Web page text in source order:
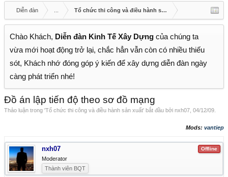
Diễn đàn Tổ chức thi công và điều hành sản xuất
Chào Khách, Diễn đàn Kinh Tế Xây Dựng của chúng ta
vừa mới hoạt động trở lại, chắc hẳn vẫn còn có nhiều thiếu
sót, Khách nhớ đóng góp ý kiến để xây dựng diễn đàn ngày
càng phát triển nhé!
Đồ án lập tiến độ theo sơ đồ mạng
Thảo luận trong 'Tổ chức thi công và điều hành sản xuất' bắt đầu bởi nxh07 04/12/09
Mods: vantiep
Offline
nxh07
Moderator
Thành viên BQT